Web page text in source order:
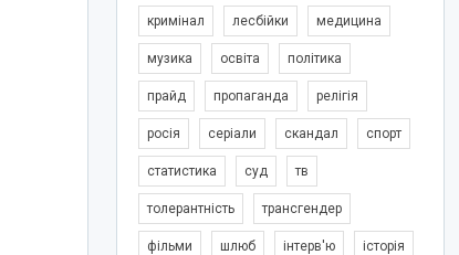
кримінал лесбійки медицина
музика освіта політика
прайд пропаганда релігія
росія серіали скандал спорт
статистика суд тв
толерантність трансгендер
фільми шлюб інтерв'ю історія